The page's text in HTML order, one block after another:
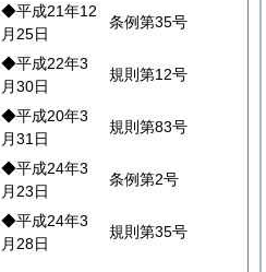
◆平成21年12
月25日
条例第35号
◆平成22年3
月30日
規則第12号
◆平成20年3
月31日
規則第83号
◆平成24年3
月23日
条例第2号
◆平成24年3
月28日
規則第35号